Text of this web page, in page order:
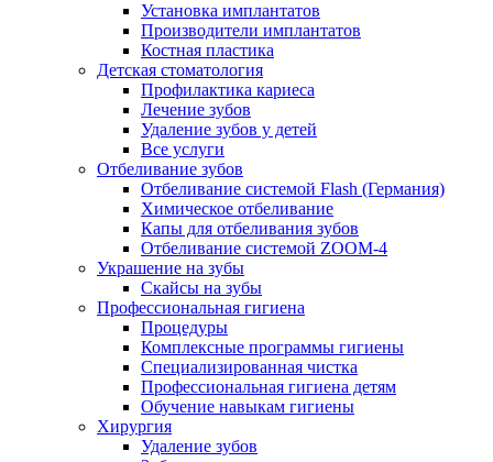
Установка имплантатов
Производители имплантатов
Костная пластика
Детская стоматология
Профилактика кариеса
Лечение зубов
Удаление зубов у детей
Все услуги
Отбеливание зубов
Отбеливание системой Flash (Германия)
Химическое отбеливание
Капы для отбеливания зубов
Отбеливание системой ZOOM-4
Украшение на зубы
Скайсы на зубы
Профессиональная гигиена
Процедуры
Комплексные программы гигиены
Специализированная чистка
Профессиональная гигиена детям
Обучение навыкам гигиены
Хирургия
Удаление зубов